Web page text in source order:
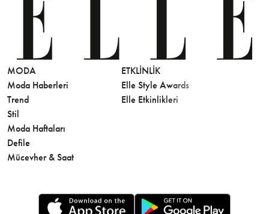
MODA
Moda Haberleri
Trend
Stil
Moda Haftaları
Defile
Mücevher & Saat
ETKLINLIK
Elle Style Awards
Elle Etkinlikleri